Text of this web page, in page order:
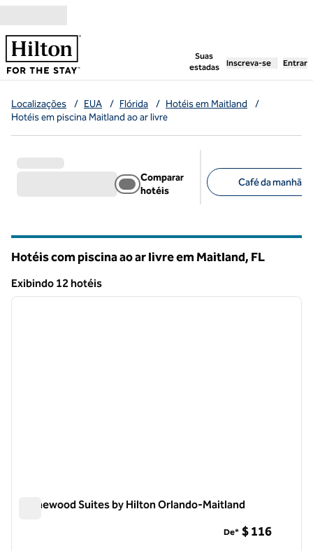
Suas
estadas
, abre uma nova
Inscreva-se Entrar
Localizações / EUA / Flórida / Hotéis em Maitland
/
Hotéis em piscina Maitland ao ar livre
Comparar
hotéis
Café da manhã
Hotéis com piscina ao ar livre em Maitland, FL
Exibindo 12 hotéis
Exibindo 12 hotéis
1 de 12
Homewood Suites by Hilton Orlando-Maitland
De* $ 116